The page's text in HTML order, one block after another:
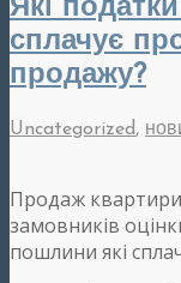
Які
сплачує
продажу?
Uncategorized,
Продаж
замовників
пошлини які